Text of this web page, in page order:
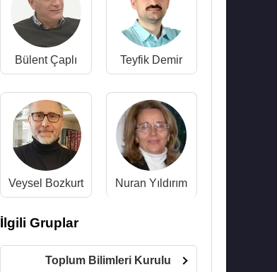
Bülent Çaplı Teyfik Demir
Veysel Bozkurt Nuran Yıldırım
İlgili Gruplar
Toplum Bilimleri Kurulu